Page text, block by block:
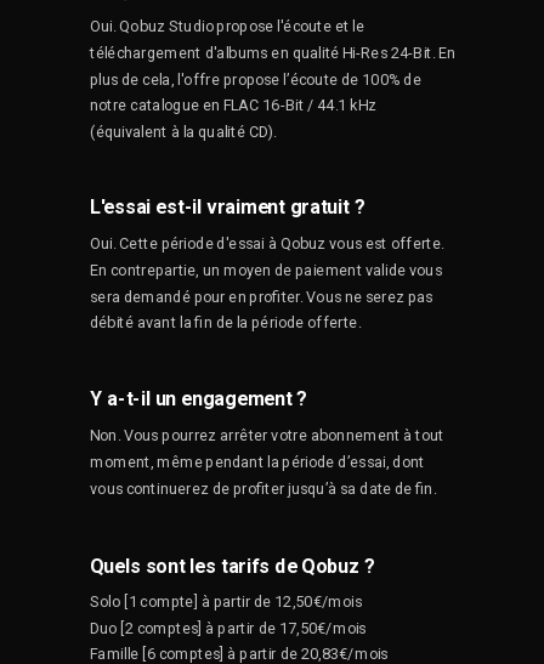
Y a-t-il un engagement ?
Non. Vous pourrez arrêter votre abonnement à tout
moment, même pendant la période d’essai, dont
vous continuerez de profiter jusqu’à sa date de fin.
Oui. Qobuz Studio propose l'écoute et le
téléchargement d'albums en qualité Hi-Res 24-Bit. En
plus de cela, l'offre propose l’écoute de 100% de
notre catalogue en FLAC 16-Bit / 44.1 kHz
(équivalent à la qualité CD).
L'essai est-il vraiment gratuit ?
Oui. Cette période d'essai à Qobuz vous est offerte.
En contrepartie, un moyen de paiement valide vous
sera demandé pour en profiter. Vous ne serez pas
débité avant la fin de la période offerte.
Quels sont les tarifs de Qobuz ?
Solo [1 compte] à partir de 12,50€/mois
Duo [2 comptes] à partir de 17,50€/mois
Famille [6 comptes] à partir de 20,83€/mois